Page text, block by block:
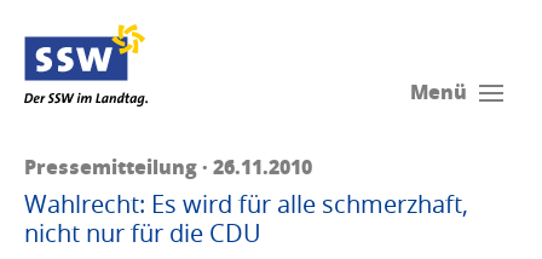
Menü
Pressemitteilung · 26.11.2010
Wahlrecht: Es wird für alle schmerzhaft,
nicht nur für die CDU